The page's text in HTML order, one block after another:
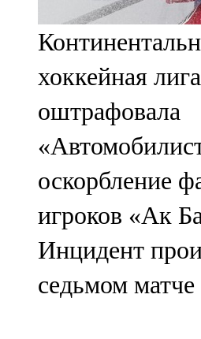
Сарман
107,8 FM
Теләче
106,1 FM
Түбән Кама
102,6 FM
Чирмешән
107,7 FM
Чистай
хоккейная лига
оштрафовала
оскорбление
игроков «Ак
Инцидент
седьмом